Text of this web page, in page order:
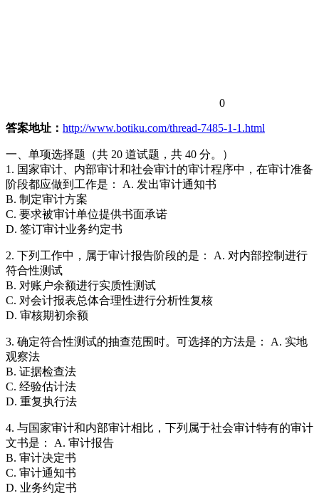
0
答案地址： http://www.botiku.com/thread-7485-1-1.html
一、单项选择题（共 20 道试题，共 40 分。）
1. 国家审计、内部审计和社会审计的审计程序中，在审计准备
阶段都应做到工作是： A. 发出审计通知书
B. 制定审计方案
C. 要求被审计单位提供书面承诺
D. 签订审计业务约定书
2. 下列工作中，属于审计报告阶段的是： A. 对内部控制进行
符合性测试
B. 对账户余额进行实质性测试
C. 对会计报表总体合理性进行分析性复核
D. 审核期初余额
3. 确定符合性测试的抽查范围时。可选择的方法是： A. 实地
观察法
B. 证据检查法
C. 经验估计法
D. 重复执行法
4. 与国家审计和内部审计相比，下列属于社会审计特有的审计
文书是： A. 审计报告
B. 审计决定书
C. 审计通知书
D. 业务约定书